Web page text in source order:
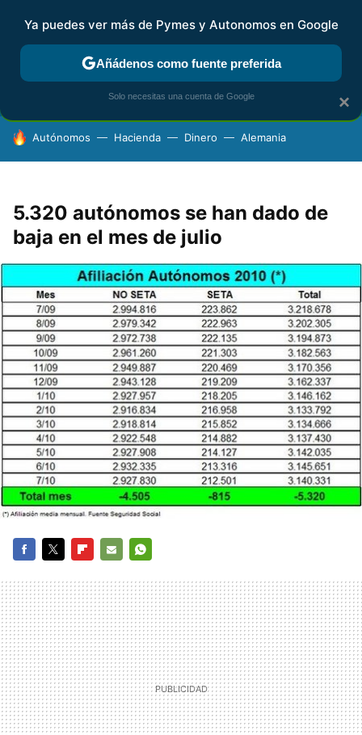
FISCALIDAD Y CONTABILIDAD KIT DIGITAL RENTA
HOY SE HABLA DE
Autónomos Hacienda Dinero Alemania
5.320 autónomos se han dado de
baja en el mes de julio
MAIL
×
Ya puedes ver más de Pymes y Autonomos en Google
Añádenos como fuente preferida
Solo necesitas una cuenta de Google